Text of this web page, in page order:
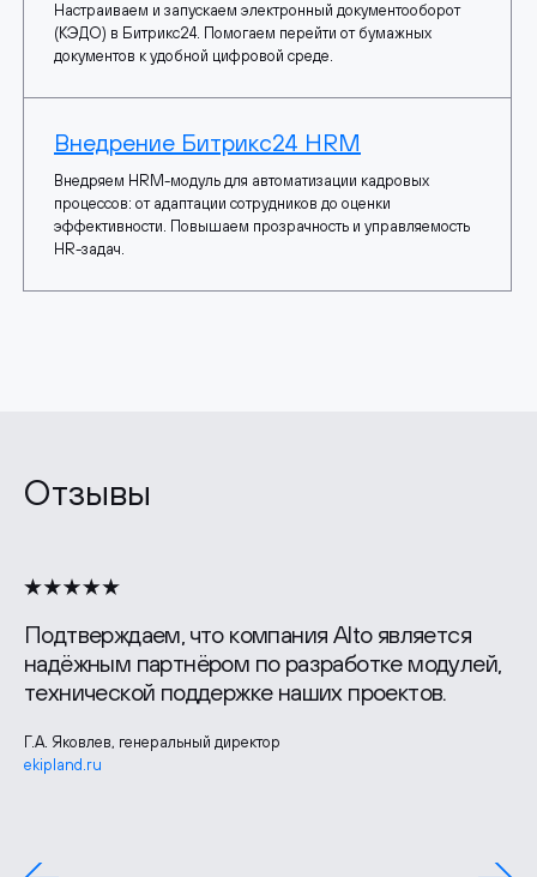
Настраиваем и запускаем электронный документооборот
(КЭДО) в Битрикс24. Помогаем перейти от бумажных
документов к удобной цифровой среде.
Внедрение Битрикс24 HRM
Внедряем HRM-модуль для автоматизации кадровых
процессов: от адаптации сотрудников до оценки
эффективности. Повышаем прозрачность и управляемость
HR-задач.
Отзывы
Подтверждаем, что компания Alto является
надёжным партнёром по разработке модулей,
технической поддержке наших проектов.
Г.А. Яковлев, генеральный директор
ekipland.ru
Лидия Шудрико, руководитель отдела маркетинга